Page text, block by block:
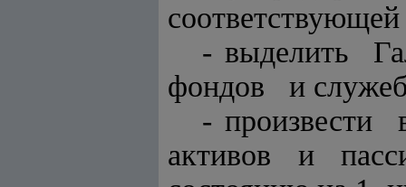
- выделить
фондов и
- произвести
активов и